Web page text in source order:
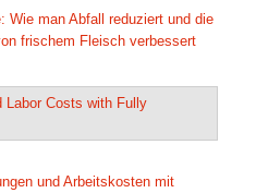
Wie man Abfall reduziert und die
frischem Fleisch verbessert
und Arbeitskosten mit